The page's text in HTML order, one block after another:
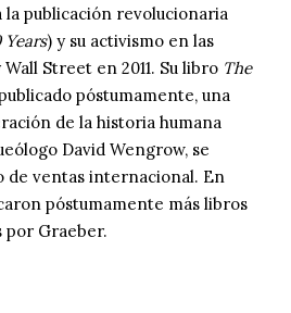
la publicación revolucionaria
) y su activismo en las
Street en 2011. Su libro The
póstumamente, una
de la historia humana
David Wengrow, se
de ventas internacional. En
póstumamente más libros
por Graeber.